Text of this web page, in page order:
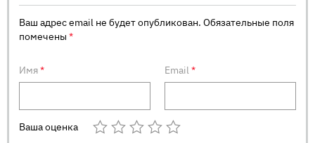
Ваш адрес email не будет опубликован. Обязательные поля
помечены*
Имя* Email*
Ваша оценка